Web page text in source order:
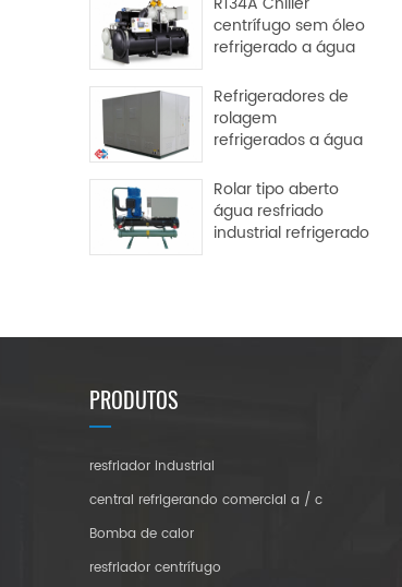
centrífugo sem óleo
refrigerado a água
Refrigeradores de
rolagem
refrigerados a água
Rolar tipo aberto
água resfriado
industrial refrigerado
PRODUTOS
resfriador industrial
central refrigerando comercial a / c
Bomba de calor
resfriador centrífugo